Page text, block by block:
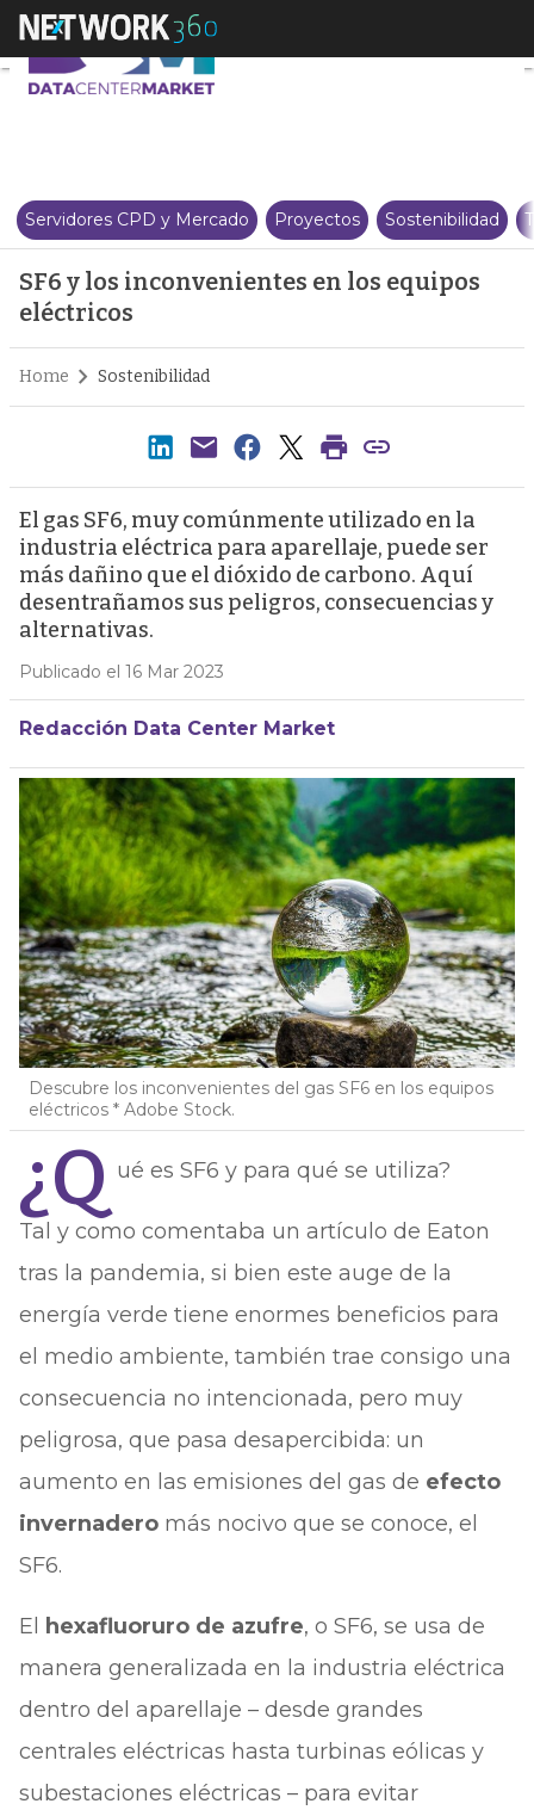
SF6 y los inconvenientes en
Servidores CPD y Mercado Proyectos Sostenibilidad
SF6 y los inconvenientes en los equipos
eléctricos
Home Sostenibilidad
El gas SF6, muy comúnmente utilizado en la
industria eléctrica para aparellaje, puede ser
más dañino que el dióxido de carbono. Aquí
desentrañamos sus peligros, consecuencias y
alternativas.
Publicado el 16 Mar 2023
Redacción Data Center Market
Descubre los inconvenientes del gas SF6 en los equipos
eléctricos * Adobe Stock.
¿Q ué es SF6 y para qué se utiliza?
Tal y como comentaba un artículo de Eaton
tras la pandemia, si bien este auge de la
energía verde tiene enormes beneficios para
el medio ambiente, también trae consigo una
consecuencia no intencionada, pero muy
peligrosa, que pasa desapercibida: un
aumento en las emisiones del gas de efecto
invernaderomás nocivo que se conoce, el
SF6.
El hexafluoruro de azufre, o SF6, se usa de
manera generalizada en la industria eléctrica
dentro del aparellaje – desde grandes
centrales eléctricas hasta turbinas eólicas y
subestaciones eléctricas – para evitar